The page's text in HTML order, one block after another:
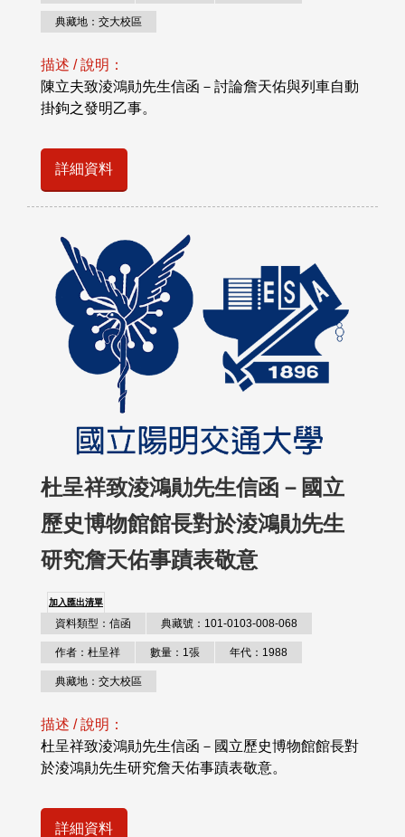
典藏地：交大校區
描述 / 說明：
陳立夫致淩鴻勛先生信函－討論詹天佑與列車自動
掛鉤之發明乙事。
詳細資料
杜呈祥致淩鴻勛先生信函－國立
歷史博物館館長對於淩鴻勛先生
研究詹天佑事蹟表敬意
加入匯出清單
資料類型：信函 典藏號：101-0103-008-068
作者：杜呈祥 數量：1張 年代：1988
典藏地：交大校區
描述 / 說明：
杜呈祥致淩鴻勛先生信函－國立歷史博物館館長對
於淩鴻勛先生研究詹天佑事蹟表敬意。
詳細資料